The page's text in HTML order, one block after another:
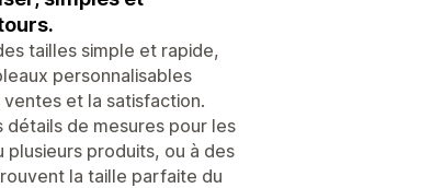
tailles simple et rapide,
personnalisables
et la satisfaction.
de mesures pour les
produits, ou à des
la taille parfaite du